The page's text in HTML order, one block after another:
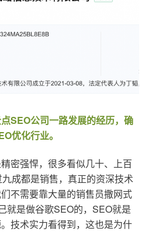
SEO公司一路发展的经历，确
优化行业。
密强悍，很多看似几十、上百
成都是销售，真正的资深技术
不需要靠大量的销售员撒网式
就是做谷歌SEO的，SEO就是
技术实力看得到，这也是为什